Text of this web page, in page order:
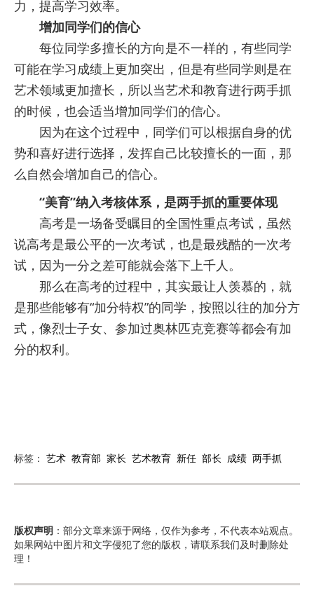
力，提高学习效率。
增加同学们的信心
每位同学多擅长的方向是不一样的，有些同学
可能在学习成绩上更加突出，但是有些同学则是在
艺术领域更加擅长，所以当艺术和教育进行两手抓
的时候，也会适当增加同学们的信心。
因为在这个过程中，同学们可以根据自身的优
势和喜好进行选择，发挥自己比较擅长的一面，那
么自然会增加自己的信心。
“美育”纳入考核体系，是两手抓的重要体现
高考是一场备受瞩目的全国性重点考试，虽然
说高考是最公平的一次考试，也是最残酷的一次考
试，因为一分之差可能就会落下上千人。
那么在高考的过程中，其实最让人羡慕的，就
是那些能够有“加分特权”的同学，按照以往的加分方
式，像烈士子女、参加过奥林匹克竞赛等都会有加
分的权利。
标签： 艺术 教育部 家长 艺术教育 新任 部长 成绩 两手抓
版权声明 ：部分文章来源于网络，仅作为参考，不代表本站观点。
如果网站中图片和文字侵犯了您的版权，请联系我们及时删除处
理！